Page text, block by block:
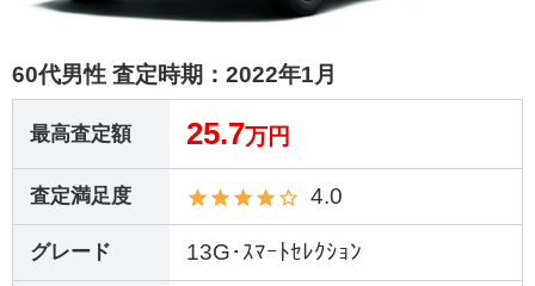
60代男性 査定時期： 2022年1月
最高査定額 25.7万円
査定満足度 4.0
グレード 13G･ｽﾏｰﾄｾﾚｸｼｮﾝ